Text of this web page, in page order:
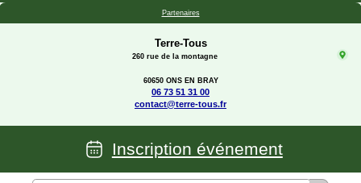
Partenaires
Terre-Tous
260 rue de la montagne
60650 ONS EN BRAY
06 73 51 31 00
Inscription événement